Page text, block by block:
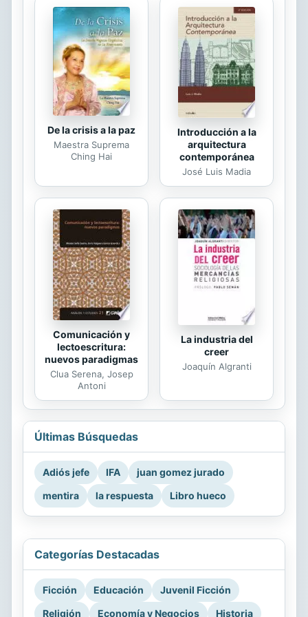
recibidas sobre “las causas” del
fracaso escolar, transgrediendo un
tabú al proponer la idea de una
sociología del sujeto. Basándose en
una reflexión antropológica, explora
diversas...
De la crisis a la paz
Maestra Suprema
Ching Hai
Introducción a la
arquitectura
contemporánea
José Luis Madia
Comunicación y
lectoescritura:
nuevos paradigmas
Clua Serena, Josep
Antoni
La industria del
creer
Joaquín Algranti
Últimas Búsquedas
Adiós jefe IFA
juan gomez jurado
mentira
la respuesta Libro hueco
Categorías Destacadas
Ficción Educación
Juvenil Ficción
Religión
Economía y Negocios Historia